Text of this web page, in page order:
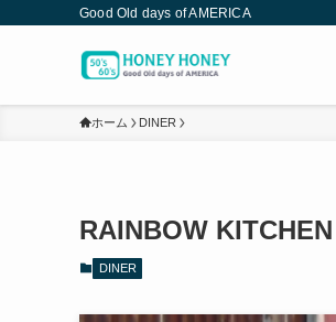
Good Old days of AMERICA
ホーム DINER
RAINBOW
DINER